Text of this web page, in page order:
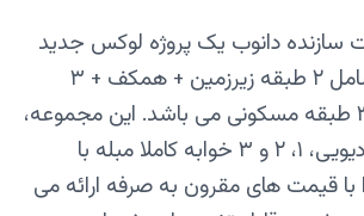
سازنده دانوب یک پروژه لوکس جدید
در دبی است که شامل ۲ طبقه زیرزمین + همکف + ۳
طبقه پودیوم + ۳۸ طبقه مسکونی می‌ باشد. این مجموعه،
آپارتمان‌ های استودیویی، ۱، ۲ و ۳ خوابه کاملا مبله با
قیمت‌ های مقرون‌ به‌ صرفه ارائه می‌